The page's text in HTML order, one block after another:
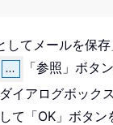
してメールを保
「参照」ボタ
イアログボック
て「OK」ボタン